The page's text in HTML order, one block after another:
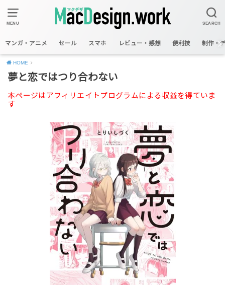
MENU SEARCH
マンガ・アニメ セール スマホ レビュー・感想 便利技 制作・
HOME
夢と恋ではつり合わない
本ページはアフィリエイトプログラムによる収益を得ていま
す